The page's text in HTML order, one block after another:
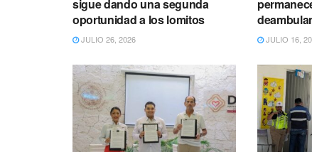
sigue dando una segunda
oportunidad a los lomitos
JULIO 26, 2026 JULIO 16,